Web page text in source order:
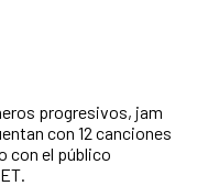
progresivos, jam
con 12 canciones
con el público